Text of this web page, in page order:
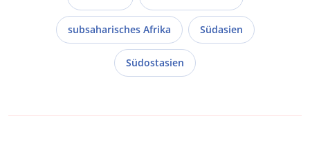
subsaharisches Afrika Südasien
Südostasien